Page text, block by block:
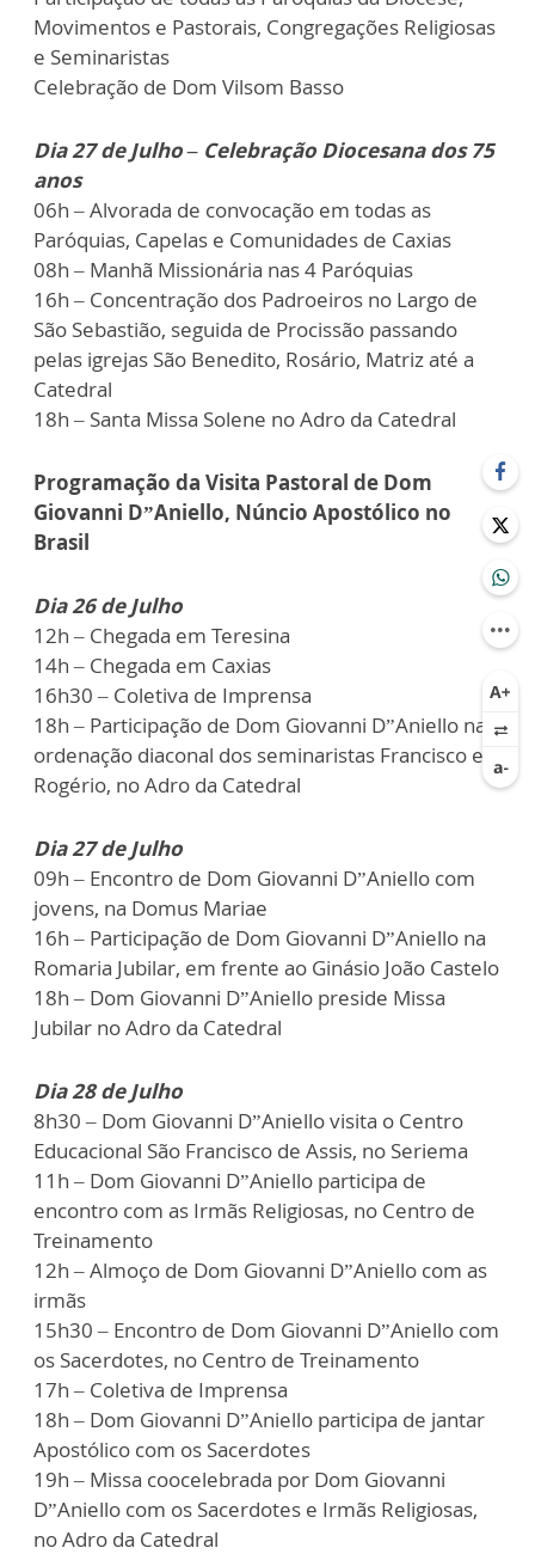
Movimentos e Pastorais, Congregações Religiosas
e Seminaristas
Celebração de Dom Vilsom Basso
Dia 27 de Julho – Celebração Diocesana dos 75
anos
06h – Alvorada de convocação em todas as
Paróquias, Capelas e Comunidades de Caxias
08h – Manhã Missionária nas 4 Paróquias
16h – Concentração dos Padroeiros no Largo de
São Sebastião, seguida de Procissão passando
pelas igrejas São Benedito, Rosário, Matriz até a
Catedral
18h – Santa Missa Solene no Adro da Catedral
Programação da Visita Pastoral de Dom
Giovanni D”Aniello, Núncio Apostólico no
Brasil
Dia 26 de Julho
12h – Chegada em Teresina
14h – Chegada em Caxias
16h30 – Coletiva de Imprensa
18h – Participação de Dom Giovanni D”Aniello na
ordenação diaconal dos seminaristas Francisco e
Rogério, no Adro da Catedral
Dia 27 de Julho
09h – Encontro de Dom Giovanni D”Aniello com
jovens, na Domus Mariae
16h – Participação de Dom Giovanni D”Aniello na
Romaria Jubilar, em frente ao Ginásio João Castelo
18h – Dom Giovanni D”Aniello preside Missa
Jubilar no Adro da Catedral
Dia 28 de Julho
8h30 – Dom Giovanni D”Aniello visita o Centro
Educacional São Francisco de Assis, no Seriema
11h – Dom Giovanni D”Aniello participa de
encontro com as Irmãs Religiosas, no Centro de
Treinamento
12h – Almoço de Dom Giovanni D”Aniello com as
irmãs
15h30 – Encontro de Dom Giovanni D”Aniello com
os Sacerdotes, no Centro de Treinamento
17h – Coletiva de Imprensa
18h – Dom Giovanni D”Aniello participa de jantar
Apostólico com os Sacerdotes
19h – Missa coocelebrada por Dom Giovanni
D”Aniello com os Sacerdotes e Irmãs Religiosas,
no Adro da Catedral